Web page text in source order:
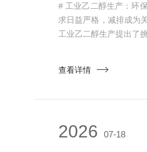
# 工业乙二醇生产：环
求日益严格，减排成为
工业乙二醇生产提出了
查看详情
2026 07-18